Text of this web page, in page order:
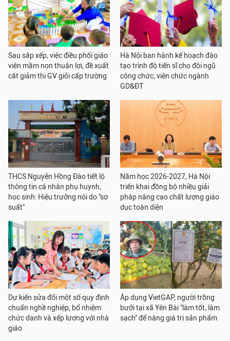
Sau sắp xếp, việc điều phối giáo
viên mầm non thuận lợi, đề xuất
cắt giảm thi GV giỏi cấp trường
Hà Nội ban hành kế hoạch đào
tạo trình độ tiến sĩ cho đội ngũ
công chức, viên chức ngành
GD&ĐT
THCS Nguyễn Hồng Đào tiết lộ
thông tin cá nhân phụ huynh,
học sinh: Hiệu trưởng nói do "sơ
suất"
Năm học 2026-2027, Hà Nội
triển khai đồng bộ nhiều giải
pháp nâng cao chất lượng giáo
dục toàn diện
Dự kiến sửa đổi một số quy định
chuẩn nghề nghiệp, bổ nhiệm
chức danh và xếp lương với nhà
giáo
Áp dụng VietGAP, người trồng
bưởi tại xã Yên Bài "làm tốt, làm
sạch" để nâng giá trị sản phẩm